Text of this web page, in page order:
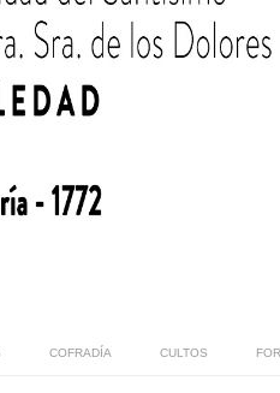
COFRADÍA CULTOS